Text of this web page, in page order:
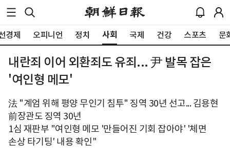
경제 오피니언 정치 사회 국제 건강 스포츠 문
내란죄 이어 외환죄도 유죄... 尹 발목 잡은
'여인형 메모'
法 "계엄 위해 평양 무인기 침투" 징역 30년 선고... 김용현
前장관도 징역 30년
1심 재판부 "여인형 메모 '만들어진 기회 잡아야' '체면
손상 타기팅' 내용 확인"